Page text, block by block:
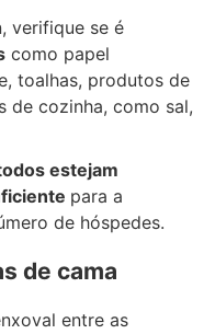
verifique se é
como papel
toalhas, produtos de
de cozinha, como sal,
estejam
para a
de hóspedes.
de cama
entre as